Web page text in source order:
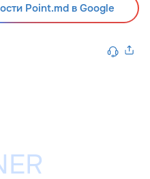
Point.md в Google